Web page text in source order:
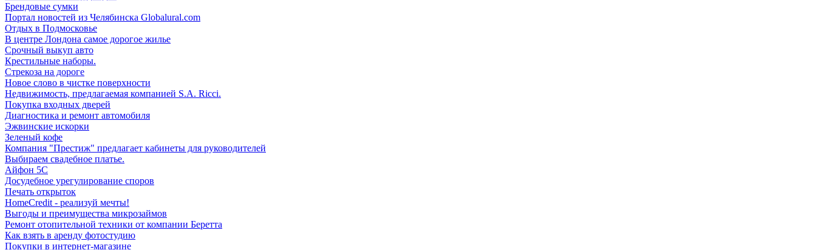
Брендовые сумки
Портал новостей из Челябинска Globalural.com
Отдых в Подмосковье
В центре Лондона самое дорогое жилье
Срочный выкуп авто
Крестильные наборы.
Стрекоза на дороге
Новое слово в чистке поверхности
Недвижимость, предлагаемая компанией S.A. Ricci.
Покупка входных дверей
Диагностика и ремонт автомобиля
Эжвинские искорки
Зеленый кофе
Компания "Престиж" предлагает кабинеты для руководителей
Выбираем свадебное платье.
Айфон 5С
Досудебное урегулирование споров
Печать открыток
HomeCredit - реализуй мечты!
Выгоды и преимущества микрозаймов
Ремонт отопительной техники от компании Беретта
Как взять в аренду фотостудию
Покупки в интернет-магазине